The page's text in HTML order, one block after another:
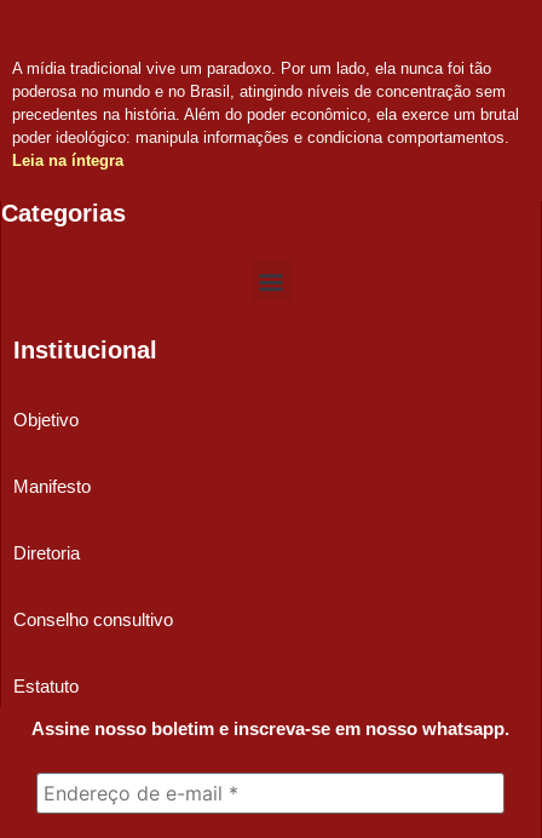
A mídia tradicional vive um paradoxo. Por um lado, ela nunca foi tão
poderosa no mundo e no Brasil, atingindo níveis de concentração sem
precedentes na história. Além do poder econômico, ela exerce um brutal
poder ideológico: manipula informações e condiciona comportamentos.
Leia na íntegra
Categorias
Institucional
Objetivo
Manifesto
Diretoria
Conselho consultivo
Estatuto
Assine nosso boletim e inscreva-se em nosso whatsapp.